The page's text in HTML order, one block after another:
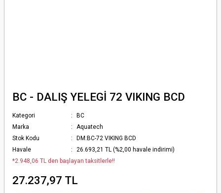
BC - DALIŞ YELEGİ 72 VIKING BCD
Kategori
BC
Marka
Aquatech
Stok Kodu
DM:BC-72 VIKING BCD
Havale
26.693,21 TL (%2,00 havale indirimi)
*2.948,06 TL den başlayan taksitlerle!!
27.237,97 TL